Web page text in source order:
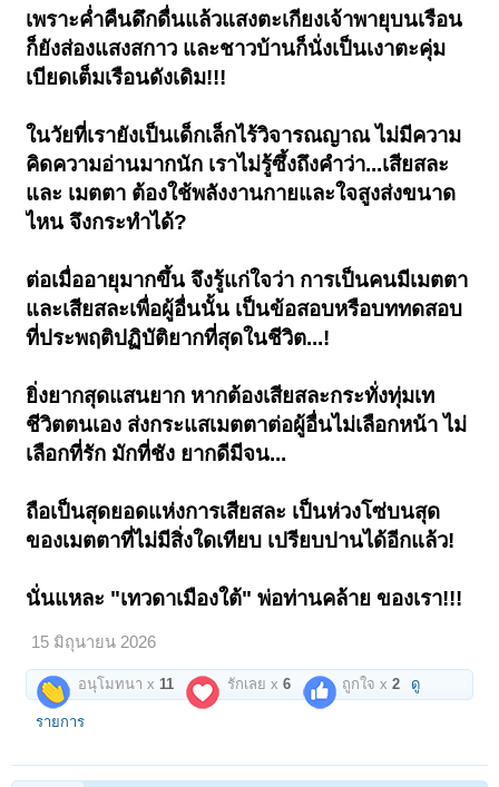
เพราะค่ำคืนดึกดื่นแล้วแสงตะเกียงเจ้าพายุบนเรือน
ก็ยังส่องแสงสกาว และชาวบ้านก็นั่งเป็นเงาตะคุ่ม
เบียดเต็มเรือนดังเดิม!!!
ในวัยที่เรายังเป็นเด็กเล็กไร้วิจารณญาณ ไม่มีความ
คิดความอ่านมากนัก เราไม่รู้ซึ้งถึงคำว่า...เสียสละ
และ เมตตา ต้องใช้พลังงานกายและใจสูงส่งขนาด
ไหน จึงกระทำได้?
ต่อเมื่ออายุมากขึ้น จึงรู้แก่ใจว่า การเป็นคนมีเมตตา
และเสียสละเพื่อผู้อื่นนั้น เป็นข้อสอบหรือบททดสอบ
ที่ประพฤติปฏิบัติยากที่สุดในชีวิต...!
ยิ่งยากสุดแสนยาก หากต้องเสียสละกระทั่งทุ่มเท
ชีวิตตนเอง ส่งกระแสเมตตาต่อผู้อื่นไม่เลือกหน้า ไม่
เลือกที่รัก มักที่ชัง ยากดีมีจน...
ถือเป็นสุดยอดแห่งการเสียสละ เป็นห่วงโซ่บนสุด
ของเมตตาที่ไม่มีสิ่งใดเทียบ เปรียบปานได้อีกแล้ว!
นั่นแหละ "เทวดาเมืองใต้" พ่อท่านคล้าย ของเรา!!!
15 มิถุนายน 2026
อนุโมทนา x 11 รักเลย x6 ถูกใจ x2 ดู
รายการ